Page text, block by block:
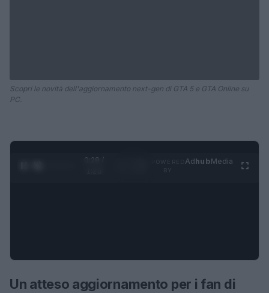
Scopri le novità dell'aggiornamento next-gen di GTA 5 e GTA Online su
PC.
0:28 /
AdhubMedia
Un atteso aggiornamento per i fan di